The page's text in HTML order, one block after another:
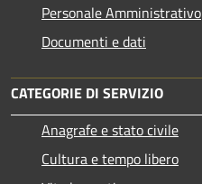
Personale Amministrativo
Documenti e dati
CATEGORIE DI SERVIZIO
Anagrafe e stato civile
Cultura e tempo libero